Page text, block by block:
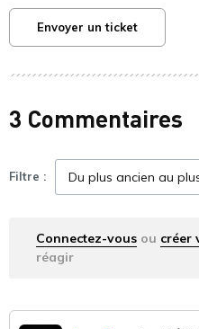
Envoyer un ticket
3 Commentaires
Filtre :
Connectez-vous ou créer
réagir